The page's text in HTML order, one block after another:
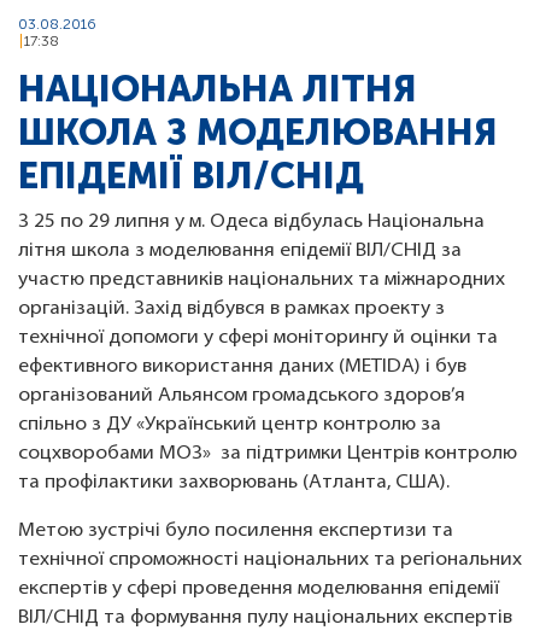
03.08.2016
17:38
НАЦІОНАЛЬНА ЛІТНЯ
ШКОЛА З МОДЕЛЮВАННЯ
ЕПІДЕМІЇ ВІЛ/СНІД
З 25 по 29 липня у м. Одеса відбулась Національна
літня школа з моделювання епідемії ВІЛ/СНІД за
участю представників національних та міжнародних
організацій. Захід відбувся в рамках проекту з
технічної допомоги у сфері моніторингу й оцінки та
ефективного використання даних (METIDA) і був
організований Альянсом громадського здоров’я
спільно з ДУ «Український центр контролю за
соцхворобами МОЗ» за підтримки Центрів контролю
та профілактики захворювань (Атланта, США).
Метою зустрічі було посилення експертизи та
технічної спроможності національних та регіональних
експертів у сфері проведення моделювання епідемії
ВІЛ/СНІД та формування пулу національних експертів